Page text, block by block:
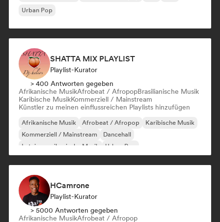
Urban Pop
SHATTA MIX PLAYLIST
Playlist-Kurator
> 400 Antworten gegeben
Afrikanische MusikAfrobeat / AfropopBrasilianische Musik
Karibische MusikKommerziell / Mainstream
Künstler zu meinen einflussreichen Playlists hinzufügen
Afrikanische Musik Afrobeat / Afropop
Karibische Musik
Kommerziell / Mainstream
Dancehall
Lateinamerikanische Musik
Urban Pop
HCamrone
Playlist-Kurator
> 5000 Antworten gegeben
Afrikanische MusikAfrobeat / Afropop